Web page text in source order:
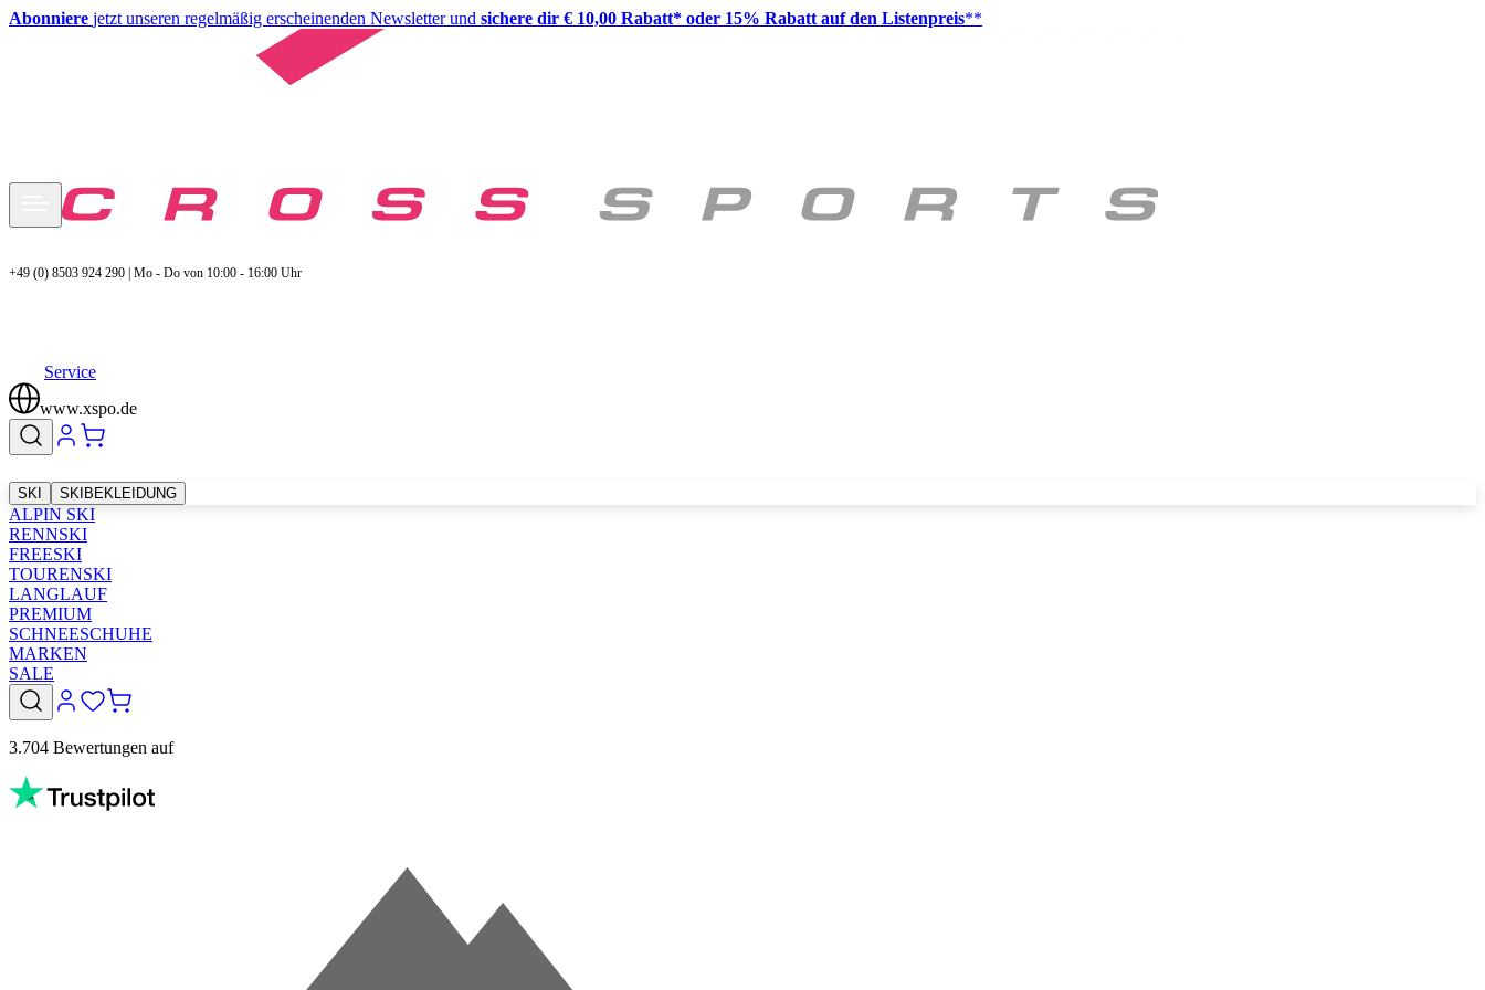
Abonniere jetzt unseren regelmäßig erscheinenden Newsletter und sichere dir € 10,00 Rabatt* oder 15% Rabatt auf den Listenpreis**
+49 (0) 8503 924 290 | Mo - Do von 10:00 - 16:00 Uhr
Service
www.xspo.de
SKI SKIBEKLEIDUNG
ALPIN SKI
RENNSKI
FREESKI
TOURENSKI
LANGLAUF
PREMIUM
SCHNEESCHUHE
MARKEN
SALE
3.704 Bewertungen auf